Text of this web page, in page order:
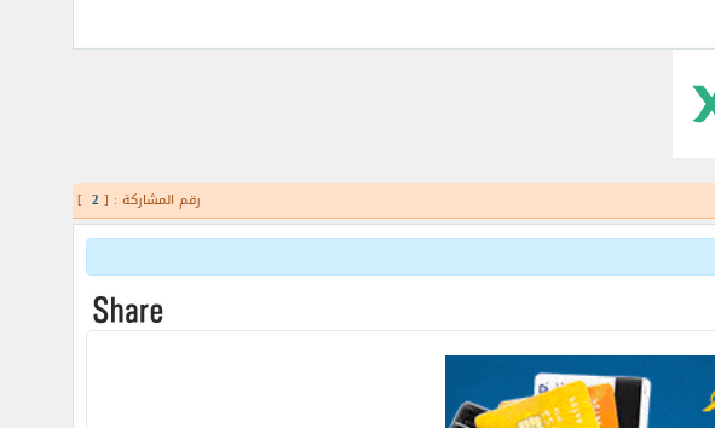
رقم المشاركة : [ 2
]